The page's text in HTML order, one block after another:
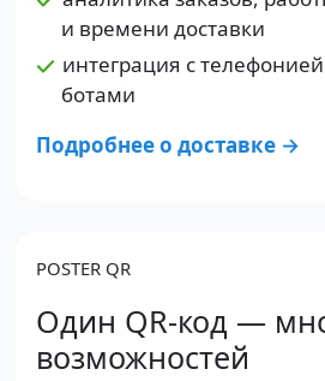
и времени доставки
интеграция с
ботами
Подробнее о доставке →
POSTER QR
Один QR-код —
возможностей